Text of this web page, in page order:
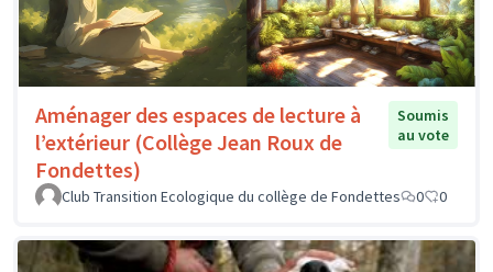
Aménager des espaces de lecture à
l’extérieur (Collège Jean Roux de
Fondettes)
Soumis
au vote
Club Transition Ecologique du collège de Fondettes 0 0